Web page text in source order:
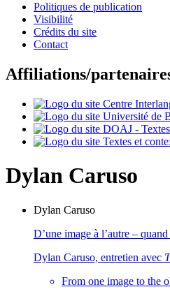
Politiques de publication
Visibilité
Crédits du site
Contact
Affiliations/
Dylan Caruso
Dylan Caruso
D’une image à l’autre –
Dylan Caruso, entretien avec
From one image to the